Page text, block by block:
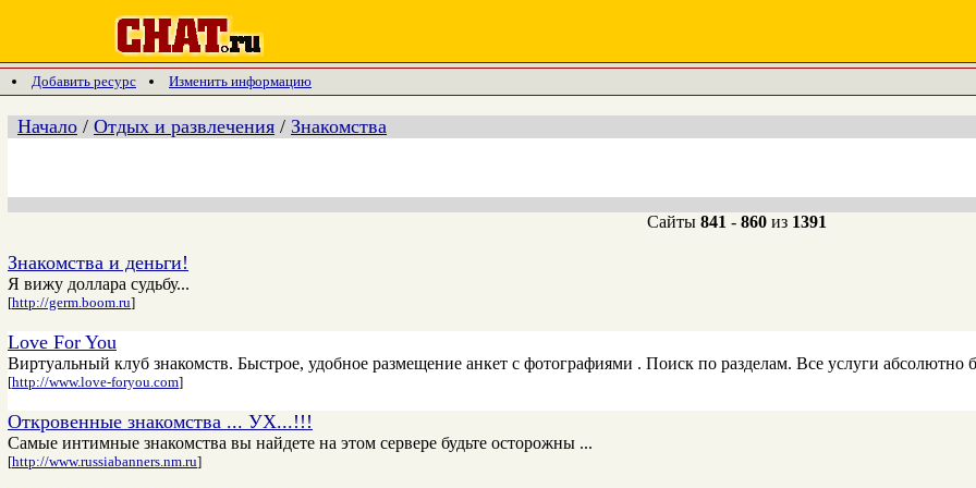
Добавить ресурс Изменить информацию
Начало / Отдых и развлечения / Знакомства
Сайты 841 - 860из 1391
Знакомства и деньги!
Я вижу доллара судьбу...
[http://germ.boom.ru]
Love For You
Виртуальный клуб знакомств. Быстрое, удобное размещение анкет с фотографиями . Поиск по разделам. Все услуги абсолютно
[http://www.love-foryou.com]
Откровенные знакомства ... УХ...!!!
Самые интимные знакомства вы найдете на этом сервере будьте осторожны ...
[http://www.russiabanners.nm.ru]